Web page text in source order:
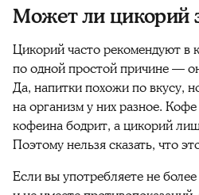
Может ли цикорий
Цикорий часто рекомендуют в
по одной простой причине —
Да, напитки похожи по вкусу,
на организм у них разное.
кофеина бодрит, а цикорий
Поэтому нельзя сказать, что
Если вы употребляете не